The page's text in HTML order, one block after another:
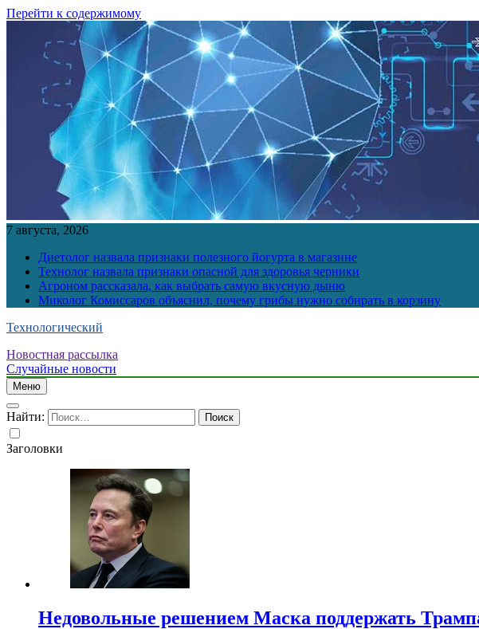
Перейти к содержимому
7 августа, 2026
Диетолог назвала признаки полезного йогурта в магазине
Технолог назвала признаки опасной для здоровья черники
Агроном рассказала, как выбрать самую вкусную дыню
Миколог Комиссаров объяснил, почему грибы нужно собирать в корзину
Технологический
Новостная рассылка
Случайные новости
Меню
Найти:
Заголовки
Недовольные решением Маска поддержать